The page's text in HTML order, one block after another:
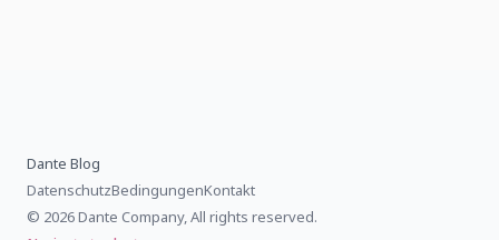
Dante Blog
DatenschutzBedingungenKontakt
© 2026 Dante Company, All rights reserved.